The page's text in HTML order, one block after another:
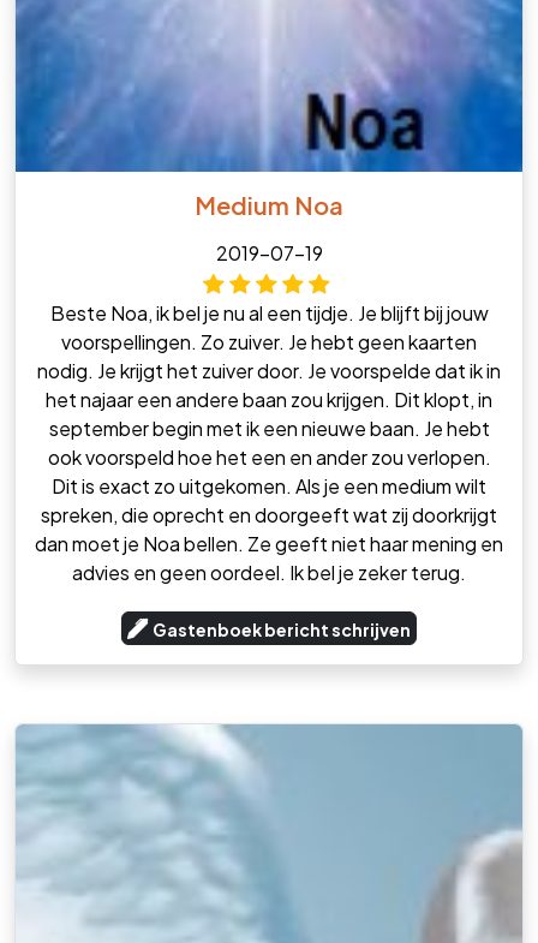
Medium Noa
2019-07-19
Beste Noa, ik bel je nu al een tijdje. Je blijft bij jouw
voorspellingen. Zo zuiver. Je hebt geen kaarten
nodig. Je krijgt het zuiver door. Je voorspelde dat ik in
het najaar een andere baan zou krijgen. Dit klopt, in
september begin met ik een nieuwe baan. Je hebt
ook voorspeld hoe het een en ander zou verlopen.
Dit is exact zo uitgekomen. Als je een medium wilt
spreken, die oprecht en doorgeeft wat zij doorkrijgt
dan moet je Noa bellen. Ze geeft niet haar mening en
advies en geen oordeel. Ik bel je zeker terug.
Gastenboek bericht schrijven